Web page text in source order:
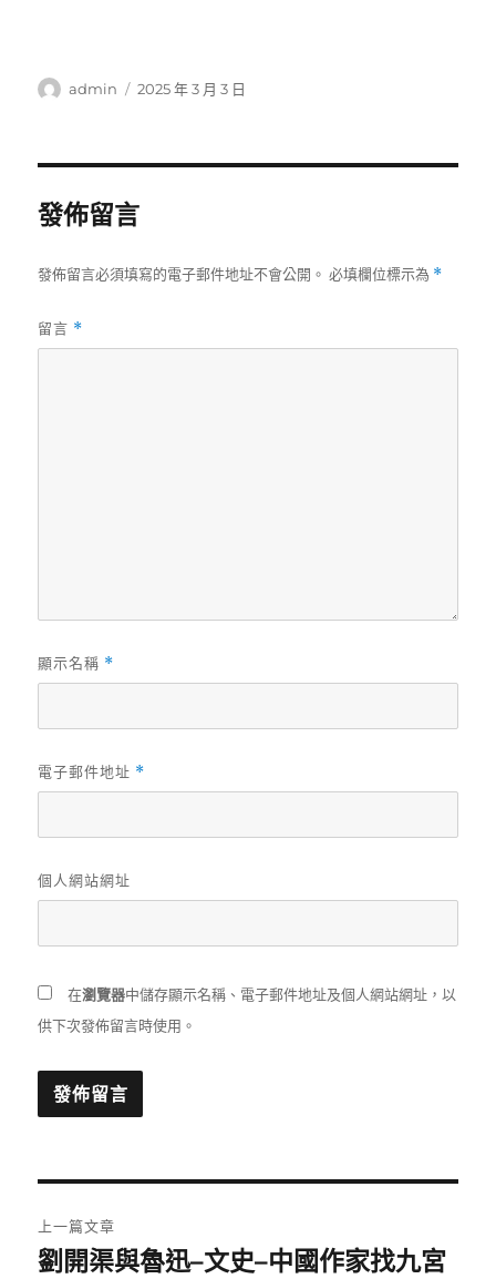
作
admin
發
2025 年 3 月 3 日
發佈留言
發佈留言必須填寫的電子郵件地址不會公開。 必填欄位標示為 *
留言 *
顯示名稱 *
電子郵件地址 *
個人網站網址
在瀏覽器中儲存顯示名稱、電子郵件地址及個人網站網址，以
供下次發佈留言時使用。
章
上一篇文章
上
劉開渠與魯迅–文史–中國作家找九宮